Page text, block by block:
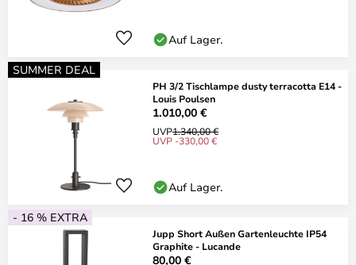
Auf Lager.
SUMMER DEAL
PH 3/2 Tischlampe dusty terracotta E14 -
Louis Poulsen
1.010,00 €
UVP1.340,00 €
UVP -330,00 €
Auf Lager.
- 16 % EXTRA
Jupp Short Außen Gartenleuchte IP54
Graphite - Lucande
80,00 €